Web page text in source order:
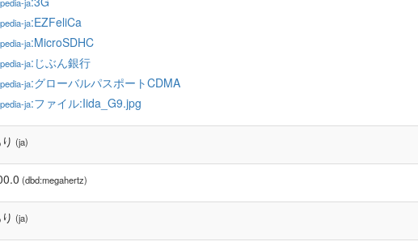
ja:EZFeliCa
ja:MicroSDHC
ja:じぶん銀行
ja:グローバルパスポートCDMA
ja:ファイル:Iida_G9.jpg
(ja)
(dbd:megahertz)
(ja)